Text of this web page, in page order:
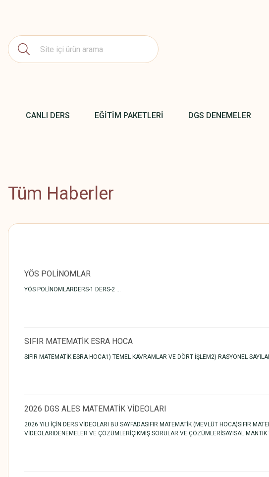
CANLI DERS EĞİTİM PAKETLERİ DGS DENEMELER
Tüm Haberler
YÖS POLİNOMLAR
YÖS POLİNOMLARDERS-1 DERS-2 ...
SIFIR MATEMATİK ESRA HOCA
SIFIR MATEMATİK ESRA HOCA1) TEMEL KAVRAMLAR VE DÖRT İŞLEM2) RASYONEL
2026 DGS ALES MATEMATİK VİDEOLARI
2026 YILI İÇİN DERS VİDEOLARI BU SAYFADASIFIR MATEMATİK (MEVLÜT HOCA)SIFIR
VİDEOLARIDENEMELER VE ÇÖZÜMLERİÇIKMIŞ SORULAR VE ÇÖZÜMLERİSAYISAL